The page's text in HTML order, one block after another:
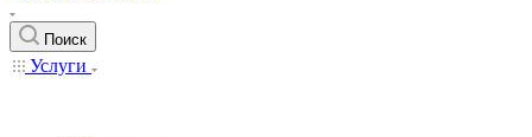
Поиск
Услуги